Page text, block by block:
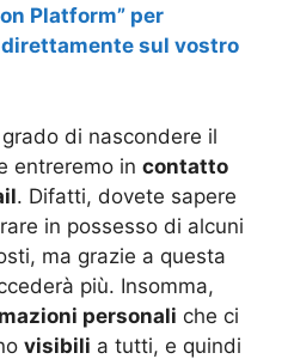
Platform” per
sul vostro
di nascondere il
entreremo in contatto
. Difatti, dovete sapere
in possesso di alcuni
ma grazie a questa
più. Insomma,
personali che ci
visibili a tutti, e quindi